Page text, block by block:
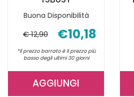
Buona Disponibilità
€ 12,90 €10,18
*il prezzo barrato è il prezzo più
basso degli ultimi 30 giorni
AGGIUNGIAGGIUNGI MGK